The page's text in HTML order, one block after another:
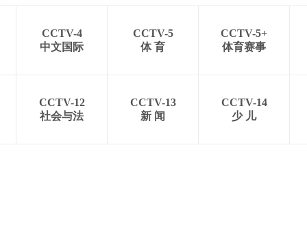
CCTV-4
中文国际
CCTV-5
体 育
CCTV-5+
体育赛事
CCTV-12
社会与法
CCTV-13
新 闻
CCTV-14
少 儿